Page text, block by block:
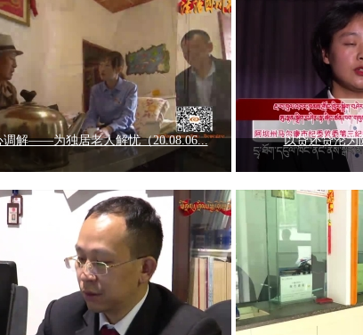
调解——为独居老人解忧（20.08.06... 以贷还贷沦为